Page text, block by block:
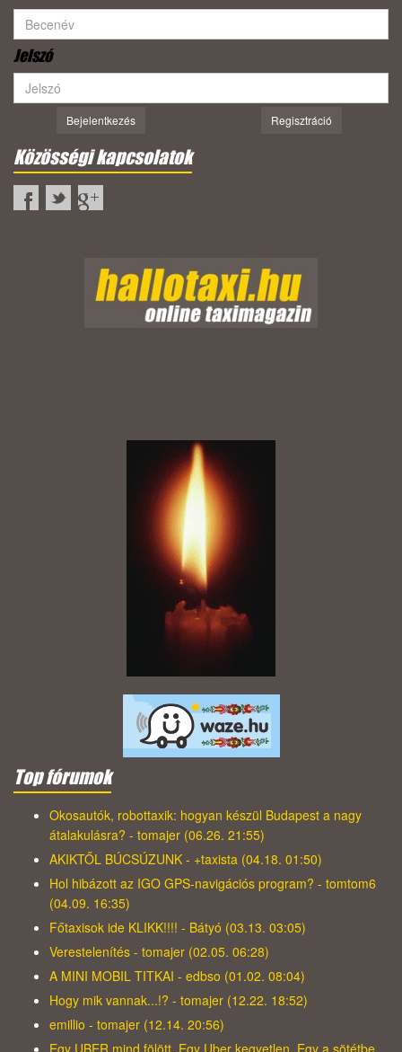
Jelszó
Bejelentkezés Regisztráció
Közösségi kapcsolatok
Top fórumok
Okosautók, robottaxik: hogyan készül Budapest a nagy
átalakulásra? - tomajer (06.26. 21:55)
AKIKTŐL BÚCSÚZUNK - +taxista (04.18. 01:50)
Hol hibázott az IGO GPS-navigációs program? - tomtom6
(04.09. 16:35)
Főtaxisok ide KLIKK!!!! - Bátyó (03.13. 03:05)
Verestelenítés - tomajer (02.05. 06:28)
A MINI MOBIL TITKAI - edbso (01.02. 08:04)
Hogy mik vannak...!? - tomajer (12.22. 18:52)
emillio - tomajer (12.14. 20:56)